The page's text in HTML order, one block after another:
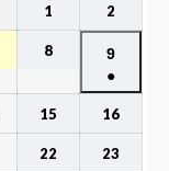
1 2
8
9
●
15 16
22 23